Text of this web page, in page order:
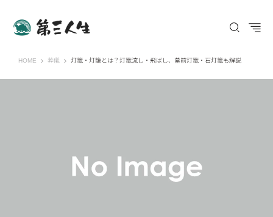
HOME 第三人生 〜寄り道の歩き方〜
葬儀 灯篭・灯籠とは？灯篭流し・飛ばし、墓前灯篭・石灯篭も解説